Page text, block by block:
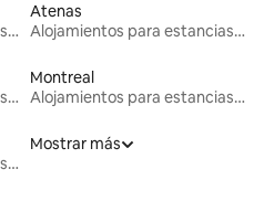
Alojamientos para estancias largas
Atenas
Alojamientos para estancias largas
Alojamientos para estancias largas
Montreal
Alojamientos para estancias largas
Alojamientos para estancias largas
Mostrar más